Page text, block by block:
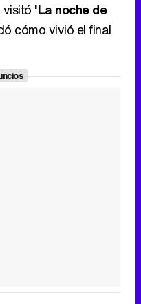
'La noche de
cómo vivió el final